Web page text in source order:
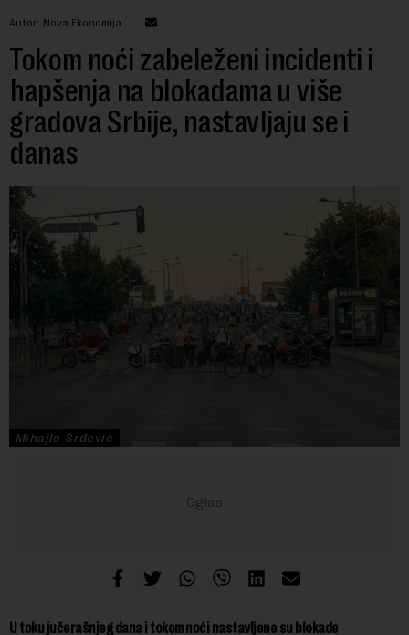
Autor: Nova Ekonomija
Tokom noći zabeleženi incidenti i
hapšenja na blokadama u više
gradova Srbije, nastavljaju se i
danas
Mihajlo Srđević
U toku jučerašnjeg dana i tokom noći nastavljene su blokade